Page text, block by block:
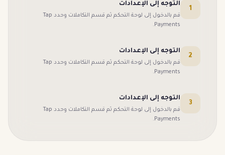
1
التوجه إلى الإعدادات
قم بالدخول إلى لوحة التحكم ثم قسم التكاملات وحدد Tap
Payments
.
2
التوجه إلى الإعدادات
قم بالدخول إلى لوحة التحكم ثم قسم التكاملات وحدد Tap
Payments
.
3
التوجه إلى الإعدادات
قم بالدخول إلى لوحة التحكم ثم قسم التكاملات وحدد Tap
Payments
.